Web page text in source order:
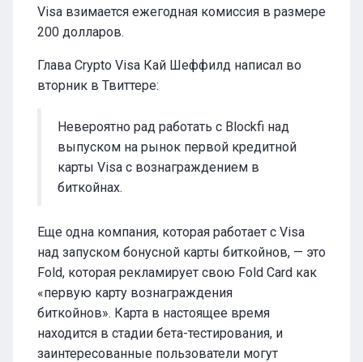
Visa взимается ежегодная комиссия в размере
200 долларов.
Глава Crypto Visa Кай Шеффилд написал во
вторник в Твиттере:
Невероятно рад работать с Blockfi над
выпуском на рынок первой кредитной
карты Visa с вознаграждением в
биткойнах.
Еще одна компания, которая работает с Visa
над запуском бонусной карты биткойнов, — это
Fold, которая рекламирует свою Fold Card как
«первую карту вознаграждения
биткойнов». Карта в настоящее время
находится в стадии бета-тестирования, и
заинтересованные пользователи могут